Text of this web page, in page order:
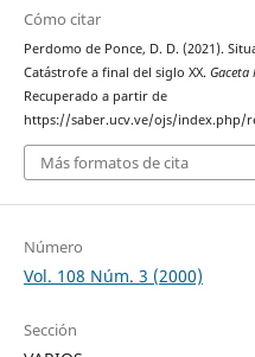
Cómo citar
Perdomo de Ponce, D. D. (2021).
Catástrofe a final del siglo XX. Gaceta
Recuperado a partir de
https://saber.ucv.ve/ojs/index.php/
Más formatos de cita
Número
Vol. 108 Núm. 3 (2000)
Sección